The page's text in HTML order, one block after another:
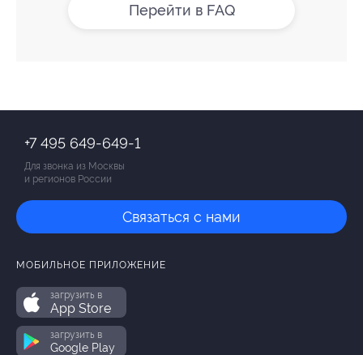
Перейти в FAQ
+7 495 649-649-1
Для звонка из Москвы
и регионов России
Связаться с нами
МОБИЛЬНОЕ ПРИЛОЖЕНИЕ
загрузить в
App Store
загрузить в
Google Play